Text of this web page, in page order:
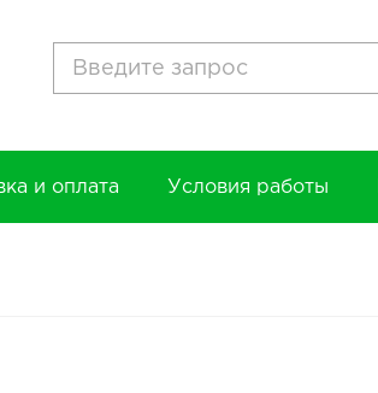
и оплата Условия работы